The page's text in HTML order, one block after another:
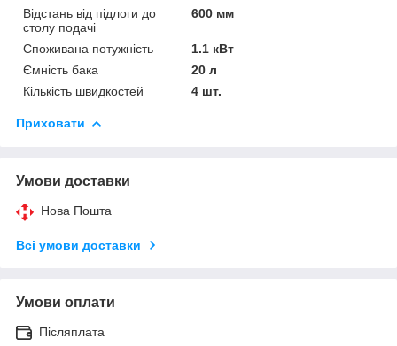
Відстань від підлоги до
столу подачі
600 мм
Споживана потужність
1.1 кВт
Ємність бака
20 л
Кількість швидкостей
4 шт.
Приховати
Умови доставки
Нова Пошта
Всі умови доставки
Умови оплати
Післяплата